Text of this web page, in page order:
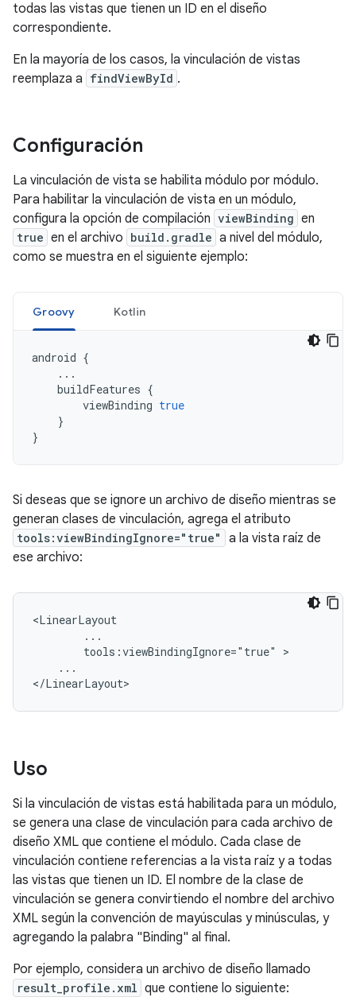
todas las vistas que tienen un ID en el diseño
correspondiente.
En la mayoría de los casos, la vinculación de vistas
reemplaza a findViewById .
Configuración
La vinculación de vista se habilita módulo por módulo.
Para habilitar la vinculación de vista en un módulo,
configura la opción de compilación viewBinding en
true en el archivo build.gradle a nivel del módulo,
como se muestra en el siguiente ejemplo:
Groovy Kotlin
android {
...
buildFeatures {
viewBinding true
}
}
Si deseas que se ignore un archivo de diseño mientras se
generan clases de vinculación, agrega el atributo
tools:viewBindingIgnore="true"
a la vista raíz de
ese archivo:
tools:viewBindingIgnore="true"
...
Uso
Si la vinculación de vistas está habilitada para un módulo,
se genera una clase de vinculación para cada archivo de
diseño XML que contiene el módulo. Cada clase de
vinculación contiene referencias a la vista raíz y a todas
las vistas que tienen un ID. El nombre de la clase de
vinculación se genera convirtiendo el nombre del archivo
XML según la convención de mayúsculas y minúsculas, y
agregando la palabra "Binding" al final.
Por ejemplo, considera un archivo de diseño llamado
result_profile.xml que contiene lo siguiente: